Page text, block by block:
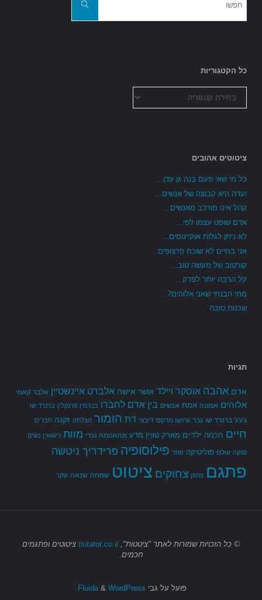
חפשו
כל הקטגוריות
הקטגוריות
ציטוטים אהובים
כל מי שאי פעם בנה גן עדן...
ועדה היא קבוצה של אנשים...
קהל אינו מורכב מאנשים...
אדם שופט עצמו לפי...
לא ניתן לגלות אוקיינוסים...
אני בחיים לא שוכח פרצופים...
קורטוב של מעשה טוב...
קל הרבה יותר לפרק...
מתי הבנתי שאני אלוהים?...
שכנות טובה
תגיות
אדם אהבה אוסקר ויילד אושר אישה אלברט איינשטיין אלבר קאמי
אלוהים אמונה אמת אנשים בין אדם לחברו בנג'מין פרנקלין ברנרד שו
ג'ורג' ברנרד שו גבר גרושו מרקס דיבור דת הומור הצלחה זקנה חברים
חיים חכמה ילדים מארק טוויין מדע מהאטמה גנדי מוות נישואין נשים
סנקה עולם פוליטיקה פחד פילוסופיה פרידריך ניטשה
פתגם צחוק צחוקים ציטוט שמחה שנאה שקר
© כל הזכויות שמורות לאתר "ציטטות", tsitatot.co.il ציטוטים ופתגמים
חכמים.
פועל על גבי & WordPress.